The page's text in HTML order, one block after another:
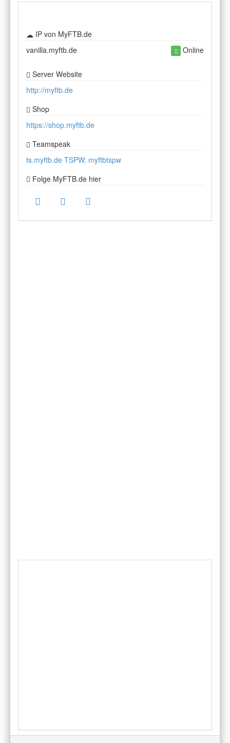
IP von MyFTB.de
vanilla.myftb.de
Online
Server Website
http://myftb.de
Shop
https://shop.myftb.de
Teamspeak
ts.myftb.de TSPW: myftbtspw
Folge MyFTB.de hier